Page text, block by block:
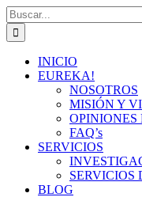
Saltar
al
contenido
Buscar:
INICIO
EUREKA!
NOSOTROS
MISIÓN Y
OPINIONES
FAQ’s
SERVICIOS
SERVICIOS
BLOG